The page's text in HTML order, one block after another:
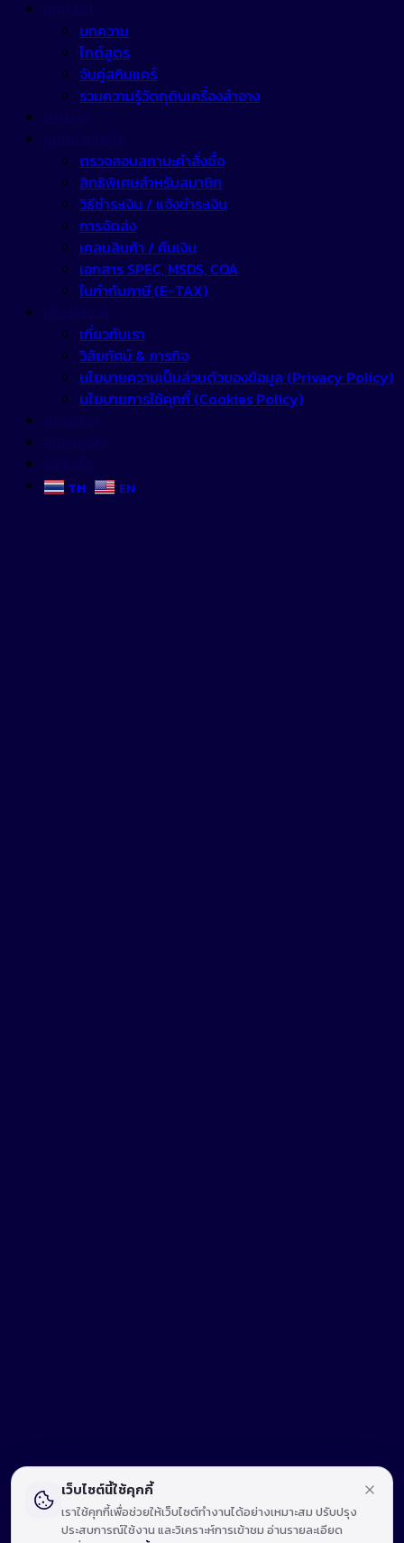
บทความ
ไกด์สูตร
จับคู่สกินแคร์
รวมความรู้วัตถุดิบเครื่องสำอาง
ตรวจสอบสถานะคำสั่งซื้อ
สิทธิพิเศษสำหรับสมาชิก
วิธีชำระเงิน / แจ้งชำระเงิน
การจัดส่ง
เคลมสินค้า / คืนเงิน
เอกสาร SPEC, MSDS, COA
ใบกำกับภาษี (E-TAX)
เกี่ยวกับเรา
วิสัยทัศน์ & ภารกิจ
นโยบายความเป็นส่วนตัวของข้อมูล (Privacy Policy)
นโยบายการใช้คุกกี้ (Cookies Policy)
TH EN
เว็บไซต์นี้ใช้คุกกี้
เราใช้คุกกี้เพื่อช่วยให้เว็บไซต์ทำงานได้อย่างเหมาะสม ปรับปรุง
ประสบการณ์ใช้งาน และวิเคราะห์การเข้าชม อ่านรายละเอียด